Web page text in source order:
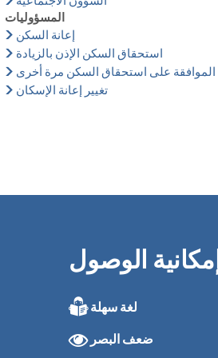
المسؤوليات
إعانة السكن
استحقاق السكن الإذن بالزيادة
الموافقة على استحقاق السكن مرة أخرى
تغيير إعانة الإسكان
من 08:00 إلى 16:00 من الساعة 08:00 إلى 16:00
إمكانية الوصول
لغة سهلة
ضعف البصر